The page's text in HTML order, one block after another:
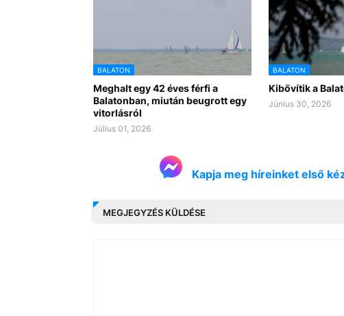
BALATON
Meghalt egy 42 éves férfi a
Balatonban, miután beugrott egy
vitorlásról
Július 01, 2026
BALATON
Kibővítik a
Június 30, 2026
Kapja meg híreinket első
MEGJEGYZÉS KÜLDÉSE